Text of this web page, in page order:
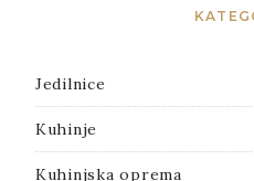
Jedilnice
Kuhinje
Kuhinjska oprema